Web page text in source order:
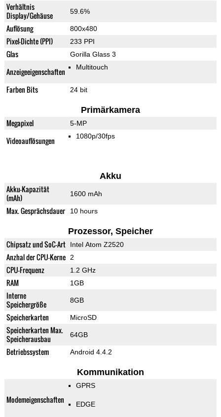
Verhältnis
Display/Gehäuse
59.6%
Auflösung 800x480
Pixel-Dichte (PPI) 233 PPI
Glas Gorilla Glass 3
Anzeigeeigenschaften Multitouch
Farben Bits 24 bit
Primärkamera
Megapixel 5-MP
Videoauflösungen 1080p/30fps
Akku
Akku-Kapazität
(mAh)
1600 mAh
Max. Gesprächsdauer 10 hours
Prozessor, Speicher
Chipsatz und SoC-Art Intel Atom Z2520
Anzhal der CPU-Kerne 2
CPU-Frequenz 1.2 GHz
RAM 1GB
Interne
Speichergröße
8GB
Speicherkarten MicroSD
Speicherkarten Max.
Speicherausbau
64GB
Betriebssystem Android 4.4.2
Kommunikation
Modemeigenschaften
GPRS
EDGE